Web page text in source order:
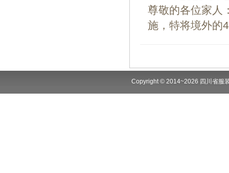
尊敬的各位家人
施，特将境外的
Copyright © 2014~2026 四川省服